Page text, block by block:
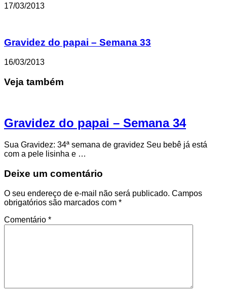
17/03/2013
Gravidez do papai – Semana 33
16/03/2013
Veja também
Gravidez do papai – Semana 34
Sua Gravidez: 34ª semana de gravidez Seu bebê já está
com a pele lisinha e …
Deixe um comentário
O seu endereço de e-mail não será publicado. Campos
obrigatórios são marcados com *
Comentário *